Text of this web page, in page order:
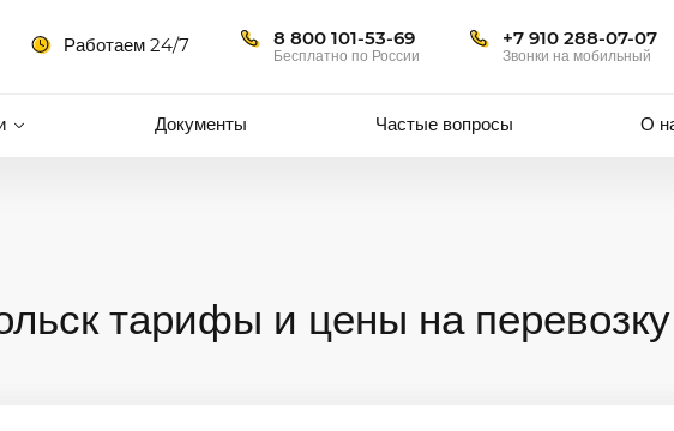
Работаем 24/7 8 800 101-53-69
Бесплатно по России
+7 910 288-07-07
Звонки на мобильный
Документы Частые вопросы О
тарифы и цены на перевозку